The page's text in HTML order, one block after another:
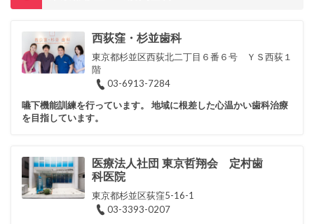
西荻窪・杉並歯科
東京都杉並区西荻北二丁目６番６号 ＹＳ西荻１
階
03-6913-7284
嚥下機能訓練を行っています。 地域に根差した心温かい歯科治療
を目指しています。
医療法人社団 東京哲翔会 定村歯
科医院
東京都杉並区荻窪5-16-1
03-3393-0207